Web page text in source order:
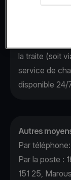
informerons
la traite (soit
service de
disponible 24/
Autres
Par
Par la poste :
151 25,